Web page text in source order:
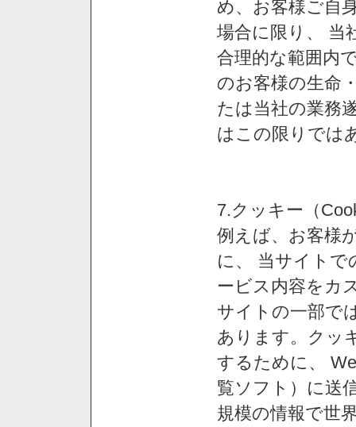
め、お客様ご自
場合に限り、 当
合理的な範囲内
のお客様の生命
たは当社の業務
はこの限りでは
7.クッキー（
例えば、お客様
に、 当サイトで
ービス内容をカ
サイトの一部で
あります。クッ
するために、
覧ソフト）に送
規模の情報で世